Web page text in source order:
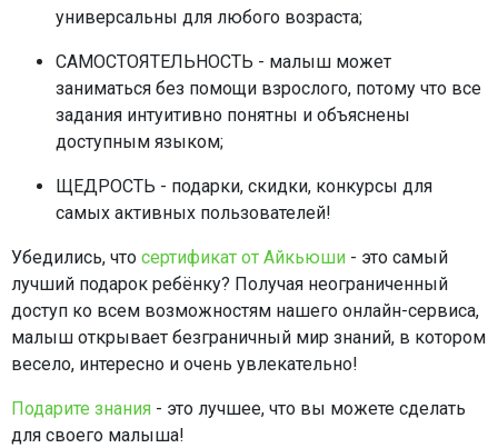
универсальны для любого возраста;
САМОСТОЯТЕЛЬНОСТЬ - малыш может
заниматься без помощи взрослого, потому что все
задания интуитивно понятны и объяснены
доступным языком;
ЩЕДРОСТЬ - подарки, скидки, конкурсы для
самых активных пользователей!
Убедились, что сертификат от Айкьюши - это самый
лучший подарок ребёнку? Получая неограниченный
доступ ко всем возможностям нашего онлайн-сервиса,
малыш открывает безграничный мир знаний, в котором
весело, интересно и очень увлекательно!
Подарите знания - это лучшее, что вы можете сделать
для своего малыша!